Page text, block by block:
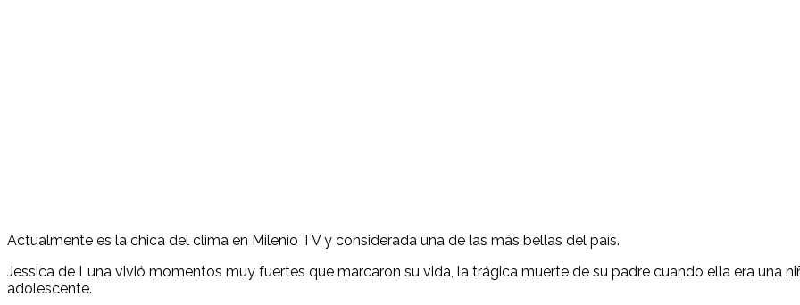
Actualmente es la chica del clima en Milenio TV y considerada una de las más bellas del país.
Jessica de Luna vivió momentos muy fuertes que marcaron su vida, la trágica muerte de su padre cuando ella era una
adolescente.